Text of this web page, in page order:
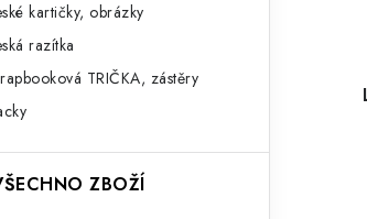
kartičky, obrázky
razítka
TRIČKA, zástěry
ZBOŽÍ